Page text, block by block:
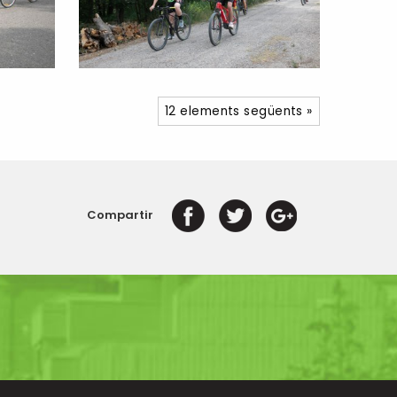
12 elements següents »
Compartir